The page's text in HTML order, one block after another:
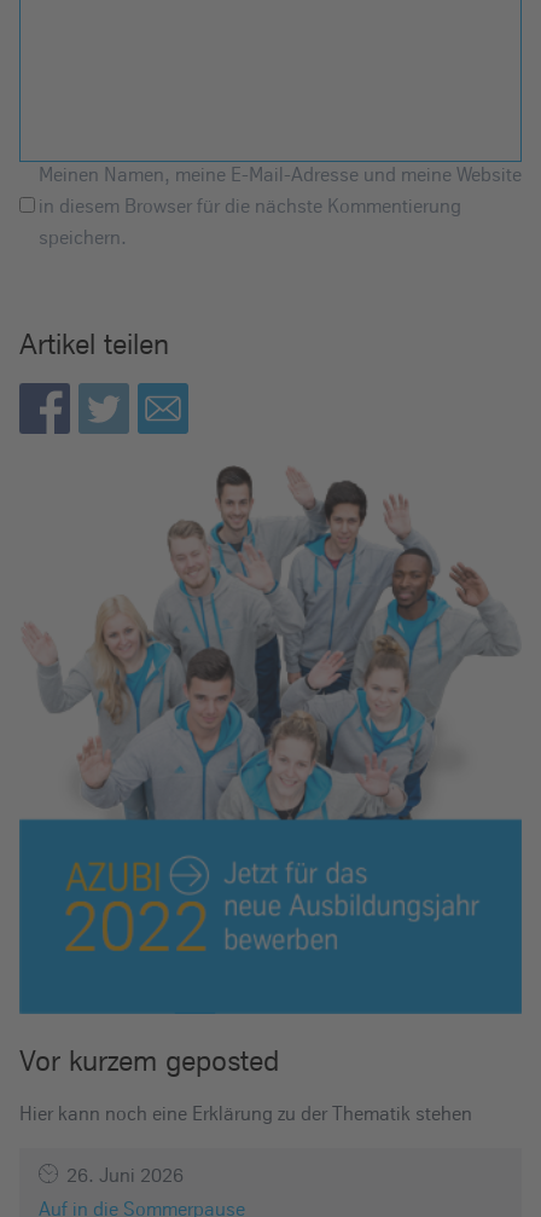
Meinen Namen, meine E-Mail-Adresse und meine Website
in diesem Browser für die nächste Kommentierung
speichern.
Artikel teilen
Vor kurzem geposted
Hier kann noch eine Erklärung zu der Thematik stehen
26. Juni 2026
Auf in die Sommerpause